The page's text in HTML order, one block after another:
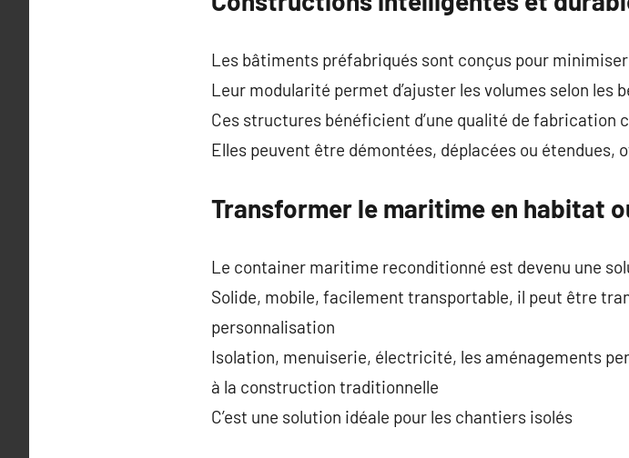
Les bâtiments préfabriqués sont conçus pour
Leur modularité permet d’ajuster les volumes selon les
Ces structures bénéficient d’une qualité de fabrication
Elles peuvent être démontées, déplacées ou
Transformer le maritime en habitat
Le container maritime reconditionné est devenu une
Solide, mobile, facilement transportable, il peut être
personnalisation
Isolation, menuiserie, électricité, les aménagements
à la construction traditionnelle
C’est une solution idéale pour les chantiers isolés